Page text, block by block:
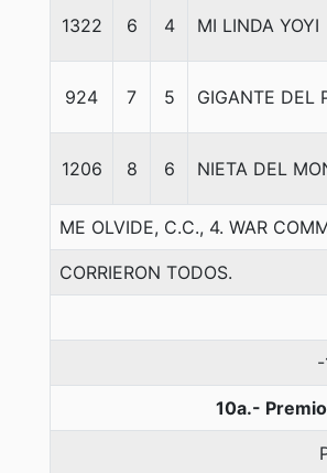
1322 6 4 MI LINDA YOYI
924 7 5 GIGANTE DEL
1206 8 6 NIETA DEL
ME OLVIDE, C.C., 4. WAR
CORRIERON TODOS.
10a.-